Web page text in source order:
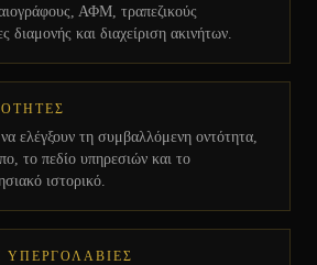
ΑΦΜ, τραπεζικούς
διαμονής και διαχείριση ακινήτων.
ελέγξουν τη συμβαλλόμενη οντότητα,
το πεδίο υπηρεσιών και το
ιστορικό.
ΥΠΕΡΓΟΛΑΒΙΕΣ